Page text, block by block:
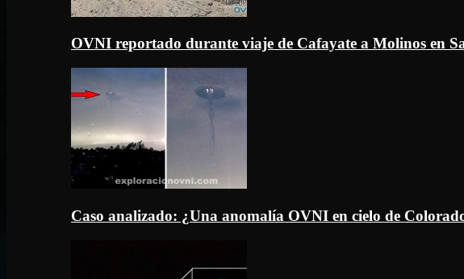
OVNI reportado durante viaje de Cafayate a Molinos en
Caso analizado: ¿Una anomalía OVNI en cielo de